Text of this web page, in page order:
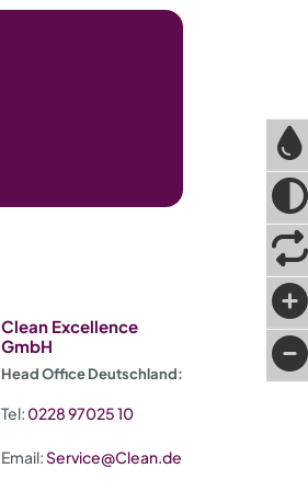
Clean Excellence
GmbH
Head Office Deutschland:
Tel: 0228 97025 10
Email:Service@Clean.de